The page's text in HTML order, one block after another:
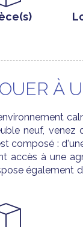
À
neuf, venez
composé :
accès à une
également